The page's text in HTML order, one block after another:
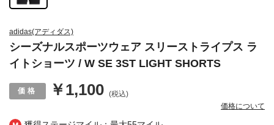
adidas(アディダス)
シーズナルスポーツウェア スリーストライプス ラ
イトショーツ / W SE 3ST LIGHT SHORTS
￥1,100 (税込)
価格について